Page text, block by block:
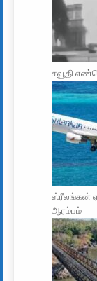
சவூதி
ஸ்ரீலங்கன்
ஆரம்பம்